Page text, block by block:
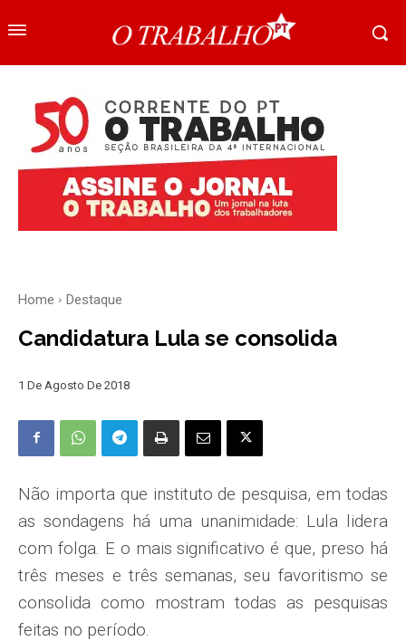
Home Destaque
Candidatura Lula se consolida
1 De Agosto De 2018
Não importa que instituto de pes­quisa, em todas
as sondagens há uma unanimidade: Lula lidera
com folga. E o mais significativo é que, preso há
três meses e três semanas, seu favoritismo se
consolida como mostram todas as pesquisas
feitas no período.